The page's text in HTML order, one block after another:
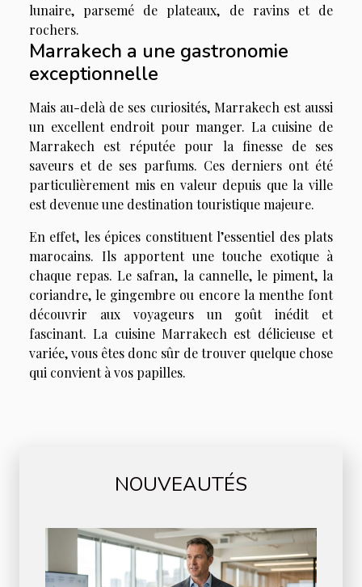
lunaire, parsemé de plateaux, de ravins et de
rochers.
Marrakech a une gastronomie
exceptionnelle
Mais au-delà de ses curiosités, Marrakech est aussi
un excellent endroit pour manger. La cuisine de
Marrakech est réputée pour la finesse de ses
saveurs et de ses parfums. Ces derniers ont été
particulièrement mis en valeur depuis que la ville
est devenue une destination touristique majeure.
En effet, les épices constituent l’essentiel des plats
marocains. Ils apportent une touche exotique à
chaque repas. Le safran, la cannelle, le piment, la
coriandre, le gingembre ou encore la menthe font
découvrir aux voyageurs un goût inédit et
fascinant. La cuisine Marrakech est délicieuse et
variée, vous êtes donc sûr de trouver quelque chose
qui convient à vos papilles.
NOUVEAUTÉS